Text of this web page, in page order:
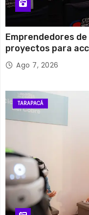
Emprendedores
proyectos para
Semilla de
Ago 7, 2026
TARAPACÁ